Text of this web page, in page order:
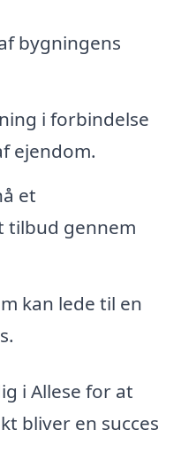
bygningens
i forbindelse
ejendom.
et
tilbud gennem
kan lede til en
i Allese for at
bliver en succes